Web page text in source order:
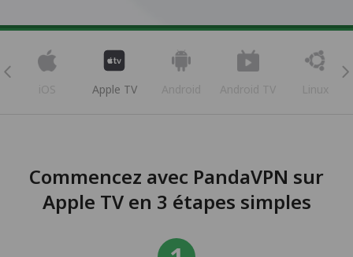
iOS Apple TV Android Android TV Linux
Commencez avec PandaVPN sur
Apple TV en 3 étapes simples